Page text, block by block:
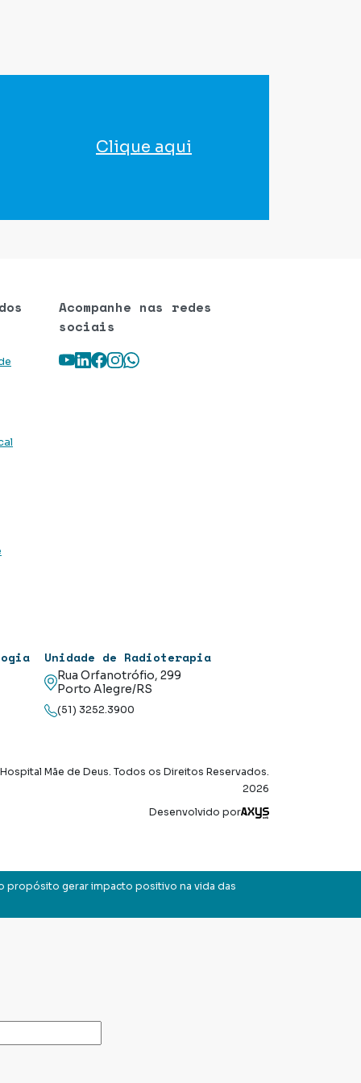
Clique aqui
Acompanhe nas redes
sociais
Youtube
LinkedIn
Facebook
Instagram
WhatsApp
Unidade de Radioterapia
Rua Orfanotrófio, 299
Porto Alegre/RS
(51) 3252.3900
Hospital Mãe de Deus. Todos os Direitos Reservados.
2026
Desenvolvido por
Axysweb
propósito gerar impacto positivo na vida das